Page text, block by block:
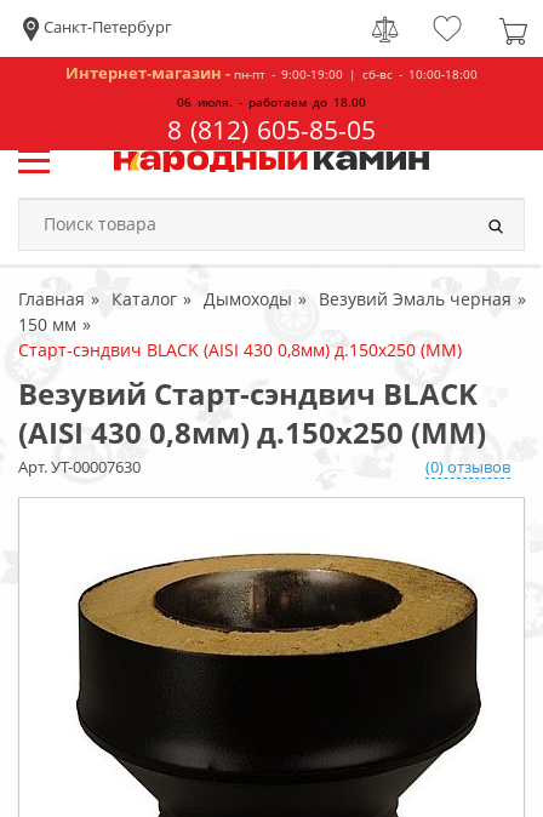
Санкт-Петербург
Интернет-магазин - пн-пт - 9:00-19:00 | сб-вс - 10:00-18:00
06 июля. - работаем до 18.00
8 (812) 605-85-05
Главная Каталог Дымоходы
Везувий Эмаль черная
150 мм
Старт-сэндвич BLACK (AISI 430 0,8мм) д.150х250 (ММ)
Везувий Старт-сэндвич BLACK
(AISI 430 0,8мм) д.150х250 (ММ)
Арт. УТ-00007630 (0) отзывов